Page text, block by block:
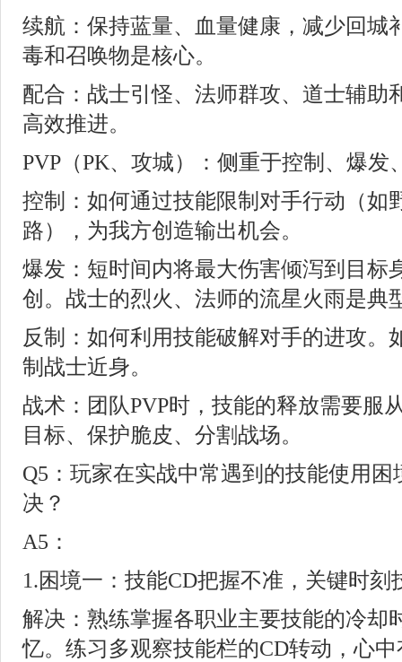
续航：保持蓝量、血量健康，减少回城
毒和召唤物是核心。
配合：战士引怪、法师群攻、道士辅助
高效推进。
PVP（PK、攻城）：侧重于控制、爆发
控制：如何通过技能限制对手行动（如
路），为我方创造输出机会。
爆发：短时间内将最大伤害倾泻到目标
创。战士的烈火、法师的流星火雨是典
反制：如何利用技能破解对手的进攻。
制战士近身。
战术：团队PVP时，技能的释放需要服
目标、保护脆皮、分割战场。
Q5：玩家在实战中常遇到的技能使用
决？
A5：
1.困境一：技能CD把握不准，关键时刻
解决：熟练掌握各职业主要技能的冷却
忆。练习多观察技能栏的CD转动，心